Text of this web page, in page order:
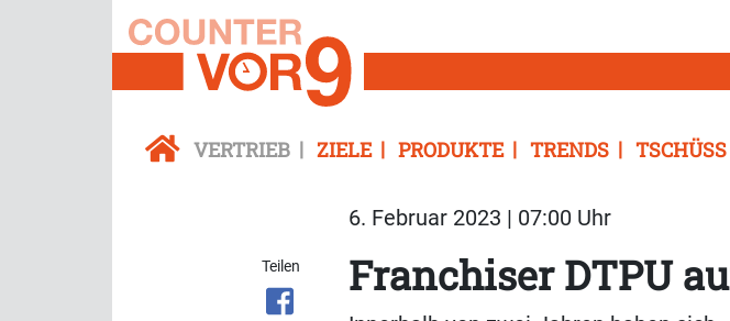
VERTRIEB ZIELE PRODUKTE TRENDS TSCHÜSS
6. Februar 2023 | 07:00 Uhr
Teilen Franchiser DTPU